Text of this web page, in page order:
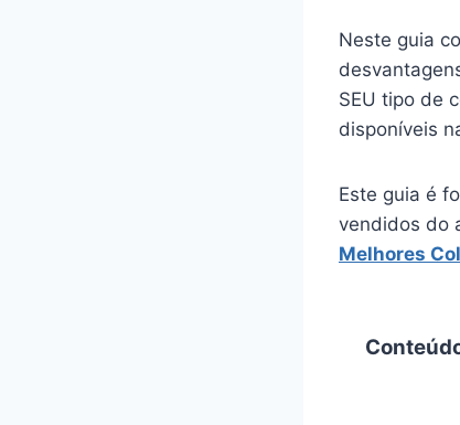
Neste guia
SEU tipo de
disponíveis
Este guia é
vendidos do
Melhores